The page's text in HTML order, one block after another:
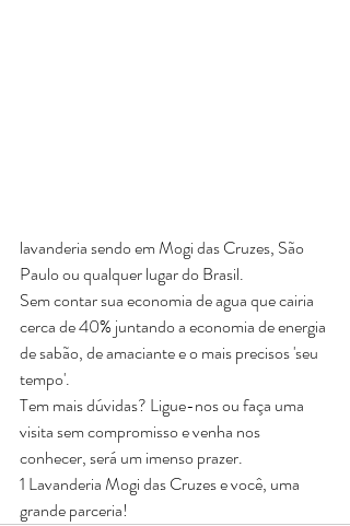
lavanderia sendo em Mogi das Cruzes, São
Paulo ou qualquer lugar do Brasil.
Sem contar sua economia de agua que cairia
cerca de 40% juntando a economia de energia
de sabão, de amaciante e o mais precisos 'seu
tempo'.
Tem mais dúvidas? Ligue-nos ou faça uma
visita sem compromisso e venha nos
conhecer, será um imenso prazer.
1 Lavanderia Mogi das Cruzes e você, uma
grande parceria!